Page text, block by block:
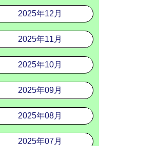
2025年12月
2025年11月
2025年10月
2025年09月
2025年08月
2025年07月